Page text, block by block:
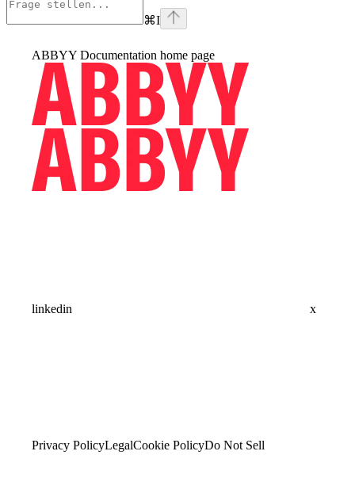
⌘I
ABBYY Documentation home page
linkedin x
Privacy PolicyLegalCookie PolicyDo Not Sell